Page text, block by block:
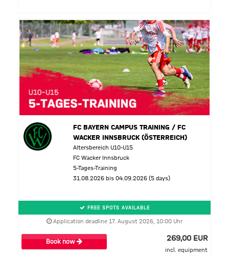
FC BAYERN CAMPUS TRAINING / FC
WACKER INNSBRUCK (ÖSTERREICH)
Altersbereich U10-U15
FC Wacker Innsbruck
5-Tages-Training
31.08.2026 bis 04.09.2026 (5 days)
FREE SPOTS AVAILABLE
Application deadline 17. August 2026, 10:00 Uhr
Book now 269,00 EUR
incl. equipment